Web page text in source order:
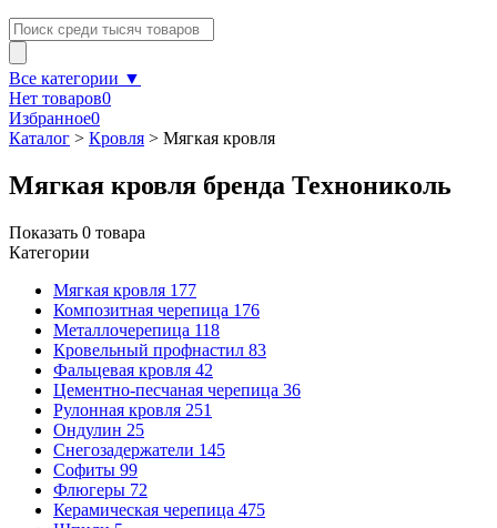
Все категории ▼
Нет товаров0
Избранное0
Каталог > Кровля > Мягкая кровля
Мягкая кровля бренда Технониколь
Показать 0 товара
Категории
Мягкая кровля 177
Композитная черепица 176
Металлочерепица 118
Кровельный профнастил 83
Фальцевая кровля 42
Цементно-песчаная черепица 36
Рулонная кровля 251
Ондулин 25
Снегозадержатели 145
Софиты 99
Флюгеры 72
Керамическая черепица 475